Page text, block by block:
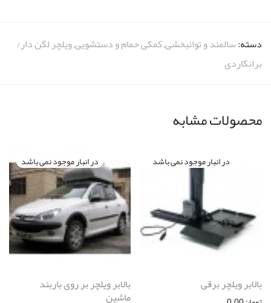
دسته:سالمند و توانبخشی,کمکی حمام و دستشویی,ویلچر لگن دار/
برانکاردی
محصولات مشابه
بالابر ویلچر برقی بالابر ویلچر بر روی باربند
ماشین